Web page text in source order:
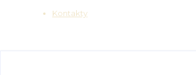
Kontakty